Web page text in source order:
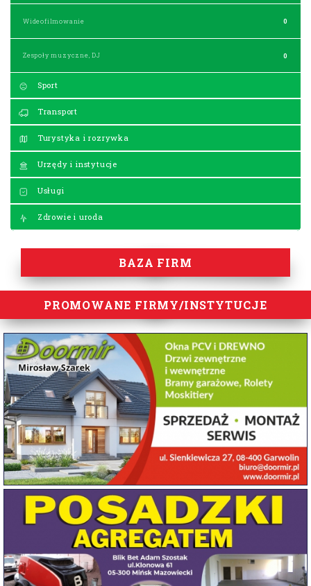
Wideofilmowanie 0
Zespoły muzyczne, DJ 0
Sport
Transport
Turystyka i rozrywka
Urzędy i instytucje
Usługi
Zdrowie i uroda
BAZA FIRM
PROMOWANE FIRMY/INSTYTUCJE